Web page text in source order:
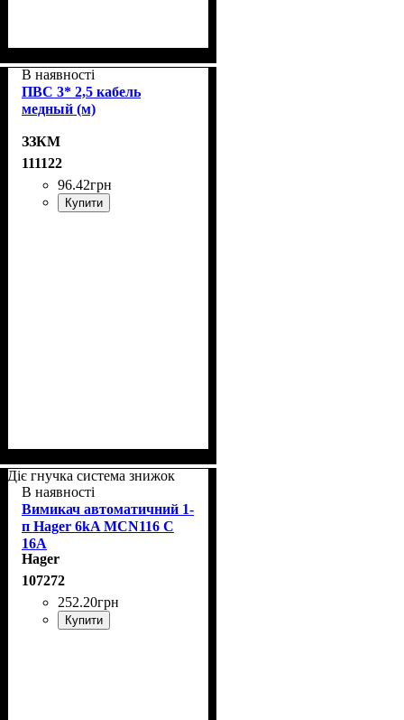
В наявності
ПВС 3* 2,5 кабель
медный (м)
ЗЗКМ
111122
96.42грн
Купити
Діє гнучка система знижок
В наявності
Вимикач автоматичний 1-
п Hager 6kA MCN116 C
16A
Hager
107272
252.20грн
Купити